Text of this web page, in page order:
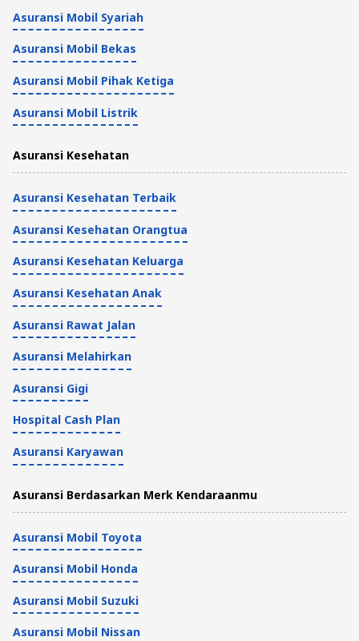
4 Menit
Asuransi Mobil Syariah
Asuransi Mobil Bekas
Asuransi Mobil Pihak Ketiga
Asuransi Mobil Listrik
Asuransi Kesehatan
Asuransi Kesehatan Terbaik
Asuransi Kesehatan Orangtua
Asuransi Kesehatan Keluarga
Asuransi Kesehatan Anak
Asuransi Rawat Jalan
Asuransi Melahirkan
Asuransi Gigi
Hospital Cash Plan
Asuransi Karyawan
Asuransi Berdasarkan Merk Kendaraanmu
Asuransi Mobil Toyota
Asuransi Mobil Honda
Asuransi Mobil Suzuki
Asuransi Mobil Nissan